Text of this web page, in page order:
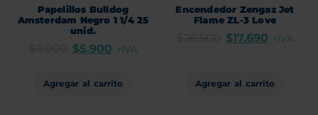
Papelillos Bulldog
Amsterdam Negro 1 1/4 25
unid.
$5.900 +IVA
Agregar al carrito
Encendedor Zengaz Jet
Flame ZL-3 Love
$17.690 +IVA
Agregar al carrito